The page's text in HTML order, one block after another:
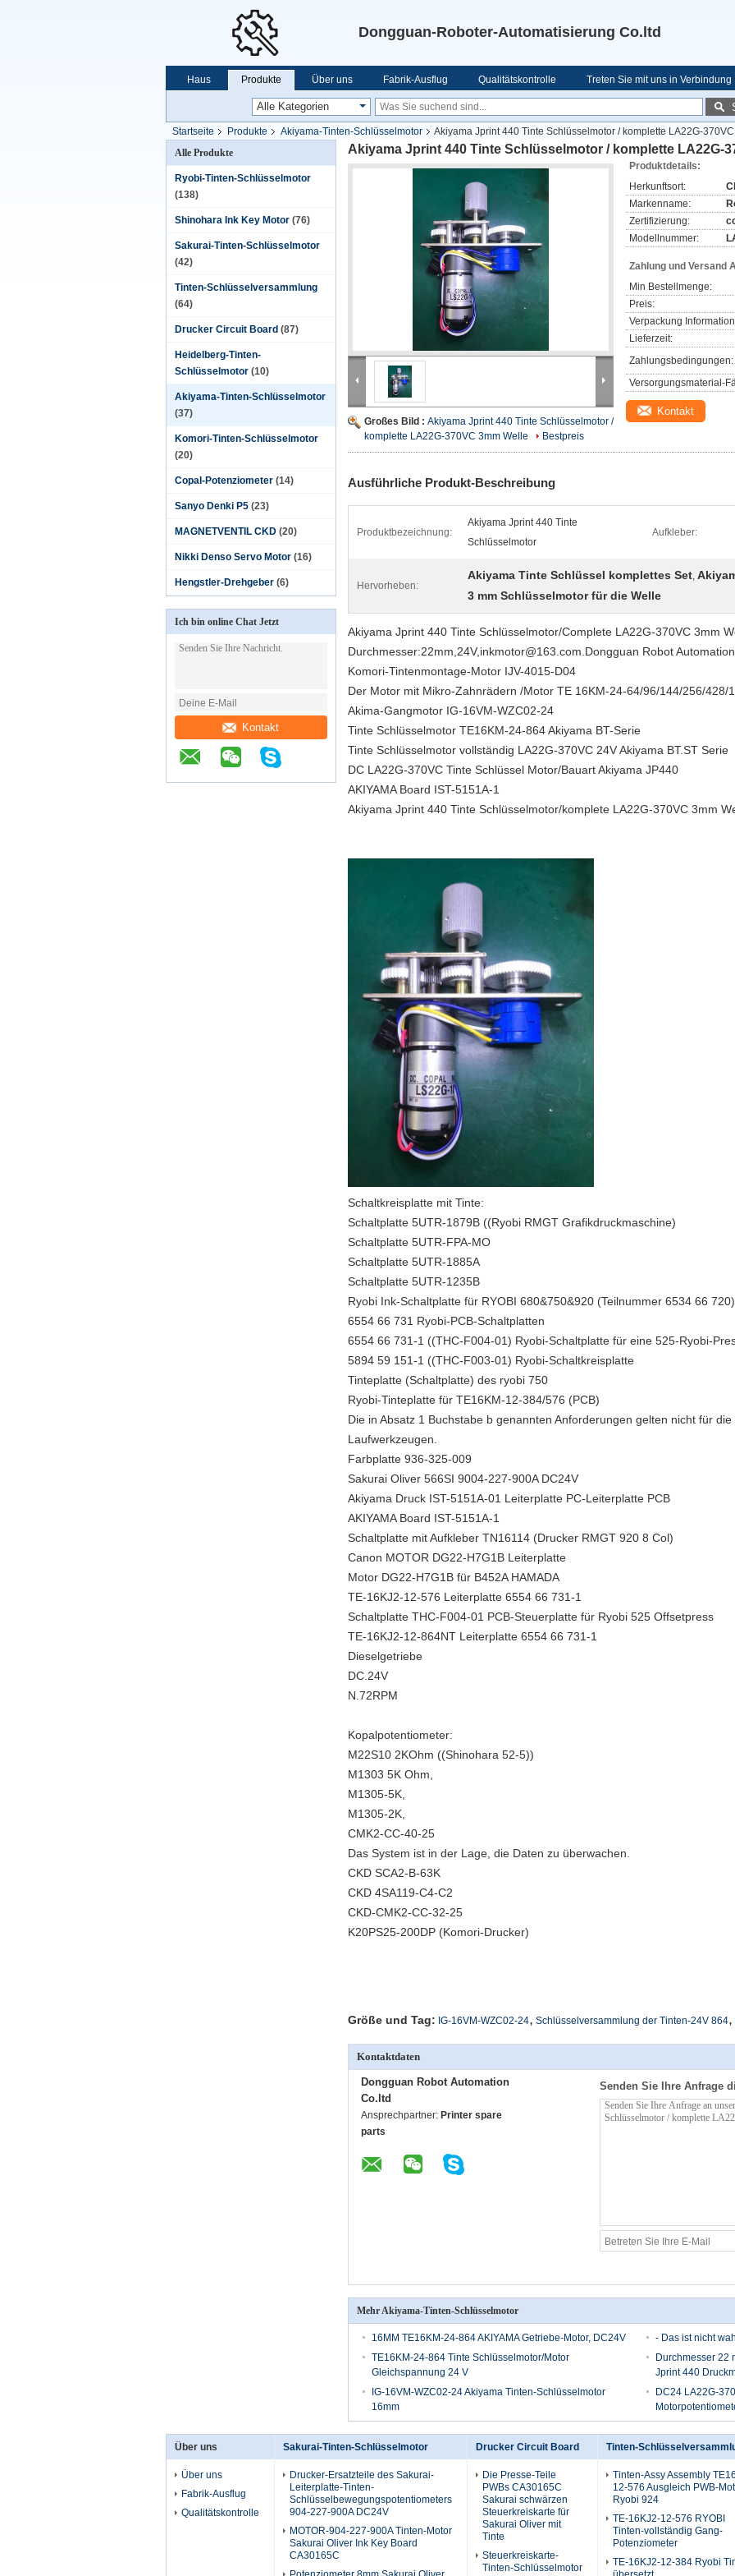
Dongguan-Roboter-Automatisierung Co.ltd
Haus Produkte Über uns Fabrik-Ausflug Qualitätskontrolle Treten Sie mit uns in Verbindung
Startseite Produkte Akiyama-Tinten-Schlüsselmotor
Akiyama Jprint 440 Tinte Schlüsselmotor / komplette LA22G-
Alle Produkte
Ryobi-Tinten-Schlüsselmotor
(138)
Shinohara Ink Key Motor (76)
Sakurai-Tinten-Schlüsselmotor
(42)
Tinten-Schlüsselversammlung
(64)
Drucker Circuit Board (87)
Heidelberg-Tinten-
Schlüsselmotor (10)
Akiyama-Tinten-Schlüsselmotor
(37)
Komori-Tinten-Schlüsselmotor
(20)
Copal-Potenziometer (14)
Sanyo Denki P5 (23)
MAGNETVENTIL CKD (20)
Nikki Denso Servo Motor (16)
Hengstler-Drehgeber (6)
Ich bin online Chat Jetzt
Kontakt
Akiyama Jprint 440 Tinte Schlüsselmotor / komplette LA22G-
Großes Bild : Akiyama Jprint 440 Tinte Schlüsselmotor /
komplette LA22G-370VC 3mm Welle
Bestpreis
Produktdetails:
Herkunftsort:
Markenname:
Zertifizierung:
Modellnummer:
Zahlung und Versand
Min Bestellmenge:
Preis:
Verpackung
Lieferzeit:
Zahlungsbedingungen:
Versorgungsmaterial-
Kontakt
Ausführliche Produkt-Beschreibung
Produktbezeichnung:
Akiyama Jprint 440 Tinte
Schlüsselmotor
Aufkleber:
Hervorheben:
Akiyama Tinte Schlüssel komplettes Set,
3 mm Schlüsselmotor für die Welle
Akiyama Jprint 440 Tinte Schlüsselmotor/Complete LA22G-370VC 3mm
Durchmesser:22mm,24V,inkmotor@163.com.Dongguan Robot
Komori-Tintenmontage-Motor IJV-4015-D04
Der Motor mit Mikro-Zahnrädern /Motor TE 16KM-24-64/96/144/256/428/
Akima-Gangmotor IG-16VM-WZC02-24
Tinte Schlüsselmotor TE16KM-24-864 Akiyama BT-Serie
Tinte Schlüsselmotor vollständig LA22G-370VC 24V Akiyama BT.ST Serie
DC LA22G-370VC Tinte Schlüssel Motor/Bauart Akiyama JP440
AKIYAMA Board IST-5151A-1
Akiyama Jprint 440 Tinte Schlüsselmotor/komplete LA22G-370VC 3mm
Schaltkreisplatte mit Tinte:
Schaltplatte 5UTR-1879B ((Ryobi RMGT Grafikdruckmaschine)
Schaltplatte 5UTR-FPA-MO
Schaltplatte 5UTR-1885A
Schaltplatte 5UTR-1235B
Ryobi Ink-Schaltplatte für RYOBI 680&750&920 (Teilnummer 6534 66 720)
6554 66 731 Ryobi-PCB-Schaltplatten
6554 66 731-1 ((THC-F004-01) Ryobi-Schaltplatte für eine 525-Ryobi-
5894 59 151-1 ((THC-F003-01) Ryobi-Schaltkreisplatte
Tinteplatte (Schaltplatte) des ryobi 750
Ryobi-Tinteplatte für TE16KM-12-384/576 (PCB)
Die in Absatz 1 Buchstabe b genannten Anforderungen gelten nicht für
Laufwerkzeugen.
Farbplatte 936-325-009
Sakurai Oliver 566SI 9004-227-900A DC24V
Akiyama Druck IST-5151A-01 Leiterplatte PC-Leiterplatte PCB
AKIYAMA Board IST-5151A-1
Schaltplatte mit Aufkleber TN16114 (Drucker RMGT 920 8 Col)
Canon MOTOR DG22-H7G1B Leiterplatte
Motor DG22-H7G1B für B452A HAMADA
TE-16KJ2-12-576 Leiterplatte 6554 66 731-1
Schaltplatte THC-F004-01 PCB-Steuerplatte für Ryobi 525 Offsetpress
TE-16KJ2-12-864NT Leiterplatte 6554 66 731-1
Dieselgetriebe
DC.24V
N.72RPM
Kopalpotentiometer:
M22S10 2KOhm ((Shinohara 52-5))
M1303 5K Ohm,
M1305-5K,
M1305-2K,
CMK2-CC-40-25
Das System ist in der Lage, die Daten zu überwachen.
CKD SCA2-B-63K
CKD 4SA119-C4-C2
CKD-CMK2-CC-32-25
K20PS25-200DP (Komori-Drucker)
Größe und Tag: IG-16VM-WZC02-24, Schlüsselversammlung der Tinten-24V 864,
Kontaktdaten
Dongguan Robot Automation
Co.ltd
Ansprechpartner: Printer spare
parts
Senden Sie Ihre Anfrage
Mehr Akiyama-Tinten-Schlüsselmotor
16MM TE16KM-24-864 AKIYAMA Getriebe-Motor, DC24V
- Das ist nicht
TE16KM-24-864 Tinte Schlüsselmotor/Motor
Gleichspannung 24 V
Durchmesser 22
Jprint 440
IG-16VM-WZC02-24 Akiyama Tinten-Schlüsselmotor
16mm
DC24 LA22G-
Über uns
Über uns
Fabrik-Ausflug
Qualitätskontrolle
Sakurai-Tinten-Schlüsselmotor
Drucker-Ersatzteile des Sakurai-
Leiterplatte-Tinten-
Schlüsselbewegungspotentiometers
904-227-900A DC24V
MOTOR-904-227-900A Tinten-Motor
Sakurai Oliver Ink Key Board
CA30165C
Drucker Circuit Board
Die Presse-Teile
PWBs CA30165C
Sakurai schwärzen
Steuerkreiskarte für
Sakurai Oliver mit
Tinte
Steuerkreiskarte-
Tinten-Schlüsselmotor
Tinten-
Tinten-Assy Assembly
12-576 Ausgleich PWB-
Ryobi 924
TE-16KJ2-12-576 RYOBI
Tinten-vollständig Gang-
Potenziometer
TE-16KJ2-12-384 Ryobi